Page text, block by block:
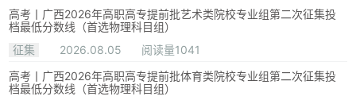
高考丨广西2026年高职高专提前批艺术类院校专业组第二次征集投
档最低分数线（首选物理科目组）
征集
2026.08.05
阅读量1041
高考丨广西2026年高职高专提前批体育类院校专业组第二次征集投
档最低分数线（首选物理科目组）